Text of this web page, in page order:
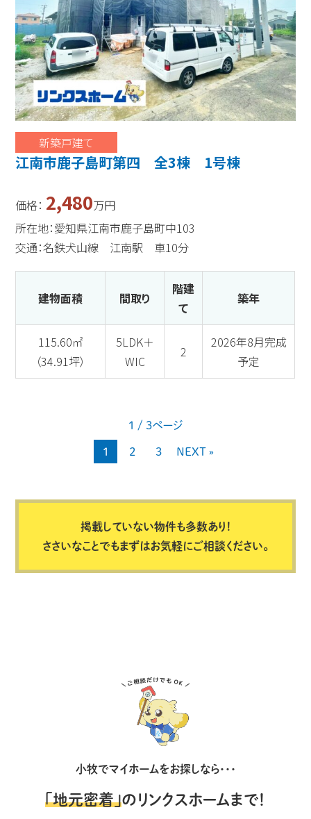
新築戸建て
江南市鹿子島町第四 全3棟 1号棟
価格： 2,480万円
所在地：愛知県江南市鹿子島町中103
交通：名鉄犬山線 江南駅 車10分
建物面積 間取り
階建
て
築年
115.60㎡
（34.91坪）
5LDK＋
WIC
2
2026年8月完成
予定
1 / 3ページ
1 2 3 NEXT »
掲載していない物件も多数あり!
ささいなことでもまずはお気軽にご相談ください。
小牧でマイホームをお探しなら・・・
「地元密着」のリンクスホームまで！